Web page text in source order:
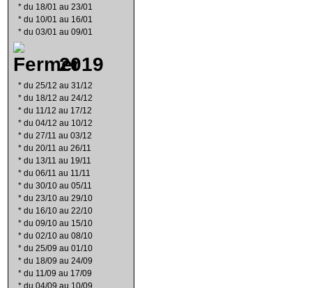
* du 18/01 au 23/01
* du 10/01 au 16/01
* du 03/01 au 09/01
2019
* du 25/12 au 31/12
* du 18/12 au 24/12
* du 11/12 au 17/12
* du 04/12 au 10/12
* du 27/11 au 03/12
* du 20/11 au 26/11
* du 13/11 au 19/11
* du 06/11 au 11/11
* du 30/10 au 05/11
* du 23/10 au 29/10
* du 16/10 au 22/10
* du 09/10 au 15/10
* du 02/10 au 08/10
* du 25/09 au 01/10
* du 18/09 au 24/09
* du 11/09 au 17/09
* du 04/09 au 10/09